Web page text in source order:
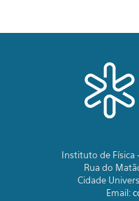
Instituto de Física
Rua do
Cidade
Email: